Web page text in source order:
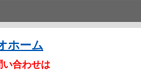
ホーム
い合わせは